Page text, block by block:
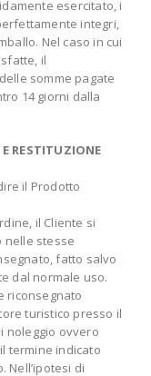
esercitato, i
integri,
Nel caso in cui
il
somme pagate
14 giorni dalla
RESTITUZIONE
il Prodotto
il Cliente si
nelle stesse
fatto salvo
dal normale uso.
riconsegnato
turistico presso il
noleggio ovvero
termine indicato
Nell’ipotesi di